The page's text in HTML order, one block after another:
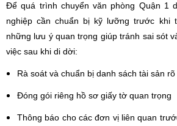
Để quá trình chuyển văn phòng Quận 1
nghiệp cần chuẩn bị kỹ lưỡng trước khi
những lưu ý quan trọng giúp tránh sai sót
việc sau khi di dời:
Rà soát và chuẩn bị danh sách tài sản rõ
Đóng gói riêng hồ sơ giấy tờ quan trọng
Thông báo cho các đơn vị liên quan